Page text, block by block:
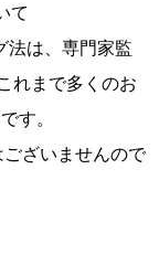
て
法は、専門家監
れまで多くのお
す。
ざいませんので